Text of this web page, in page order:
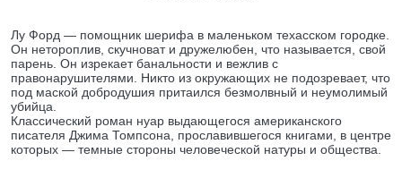
Лу Форд — помощник шерифа в маленьком техасском городке.
Он нетороплив, скучноват и дружелюбен, что называется, свой
парень. Он изрекает банальности и вежлив с
правонарушителями. Никто из окружающих не подозревает, что
под маской добродушия притаился безмолвный и неумолимый
убийца.
Классический роман нуар выдающегося американского
писателя Джима Томпсона, прославившегося книгами, в центре
которых — темные стороны человеческой натуры и общества.